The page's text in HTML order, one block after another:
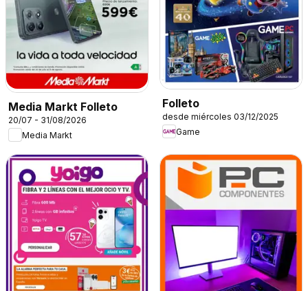
Media Markt Folleto
20/07 - 31/08/2026
Media Markt
Folleto
desde miércoles 03/12/2025
Game